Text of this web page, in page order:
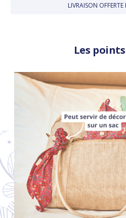
LIVRAISON OFFERTE
Les